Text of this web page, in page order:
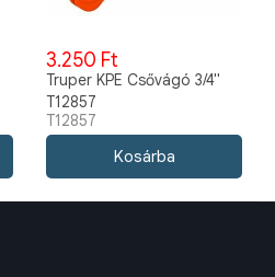
3.250 Ft
Truper KPE Csővágó 3/4"
T12857
T12857